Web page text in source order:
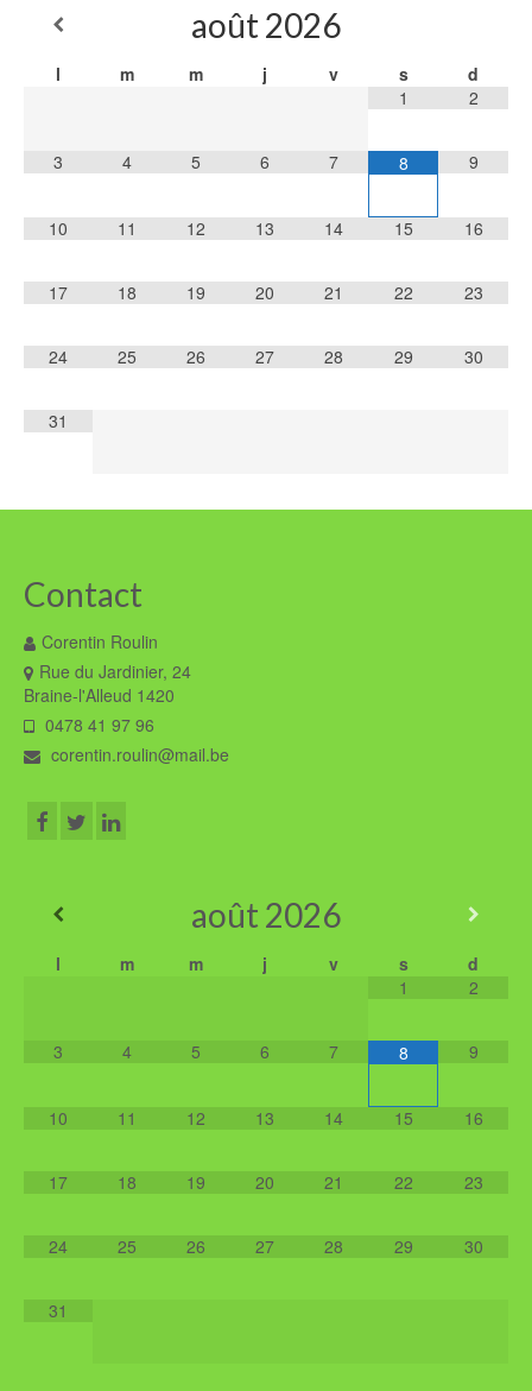
août 2026
l m m j v s
d
1
2
3 4 5 6 7 8 9
10 11 12 13 14 15 16
17 18 19 20 21 22 23
24 25 26 27 28 29 30
31
Contact
Corentin Roulin
Rue du Jardinier, 24
Braine-l'Alleud 1420
0478 41 97 96
corentin.roulin@mail.be
août 2026
l m m j v s
d
1
2
3 4 5 6 7 8 9
10 11 12 13 14 15 16
17 18 19 20 21 22 23
24 25 26 27 28 29 30
31